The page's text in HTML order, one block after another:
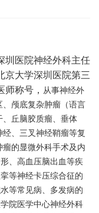
圳医院神经外科主任
京大学深圳医院第三
师称号， 从事神经外
、颅底复杂肿瘤（语言
、丘脑胶质瘤、垂体
、三叉神经鞘瘤等复
的显微外科手术及内
、高血压脑出血等疾
等神经卡压综合征的
等常见病、多发病的
院医学中心神经外科